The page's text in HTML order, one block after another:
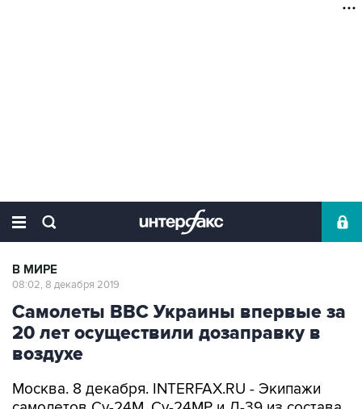
В МИРЕ
08:02, 8 декабря 2019
Самолеты ВВС Украины впервые за
20 лет осуществили дозаправку в
воздухе
Москва. 8 декабря. INTERFAX.RU - Экипажи